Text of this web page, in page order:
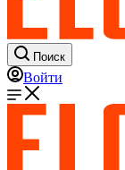
Поиск
Войти